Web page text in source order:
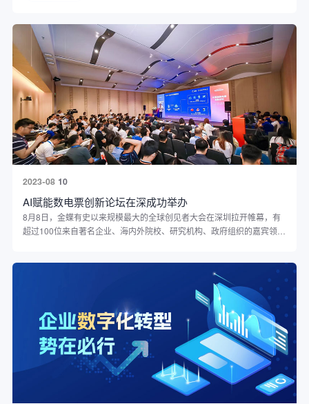
可和积极反馈。
10
2023-08
AI赋能数电票创新论坛在深成功举办
8月8日，金蝶有史以来规模最大的全球创见者大会在深圳拉开帷幕，有
超过100位来自著名企业、海内外院校、研究机构、政府组织的嘉宾领导